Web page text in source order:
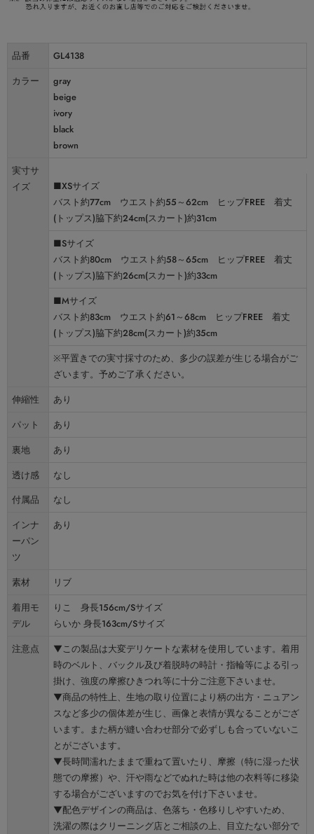
品番
GL4138
カラー
gray
beige
ivory
black
brown
実寸サ
イズ
■XSサイズ
バスト約77cm ウエスト約55～62cm ヒップFREE 着丈
(トップス)脇下約24cm(スカート)約31cm
■Sサイズ
バスト約80cm ウエスト約58～65cm ヒップFREE 着丈
(トップス)脇下約26cm(スカート)約33cm
■Mサイズ
バスト約83cm ウエスト約61～68cm ヒップFREE 着丈
(トップス)脇下約28cm(スカート)約35cm
※平置きでの実寸採寸のため、多少の誤差が生じる場合がご
ざいます。予めご了承ください。
伸縮性
あり
パット
あり
裏地
あり
透け感
なし
付属品
なし
インナ
ーパン
ツ
あり
素材
リブ
着用モ
デル
りこ 身長156cm/Sサイズ
らいか 身長163cm/Sサイズ
注意点
▼この製品は大変デリケートな素材を使用しています。着用
時のベルト、バックル及び着脱時の時計・指輪等による引っ
掛け、強度の摩擦ひきつれ等に十分ご注意下さいませ。
▼商品の特性上、生地の取り位置により柄の出方・ニュアン
スなど多少の個体差が生じ、画像と表情が異なることがござ
います。また柄が縫い合わせ部分で必ずしも合っていないこ
とがございます。
▼長時間濡れたままで重ねて置いたり、摩擦（特に湿った状
態での摩擦）や、汗や雨などでぬれた時は他の衣料等に移染
する場合がございますのでお気を付け下さいませ。
▼配色デザインの商品は、色落ち・色移りしやすいため、
洗濯の際はクリーニング店とご相談の上、目立たない部分で